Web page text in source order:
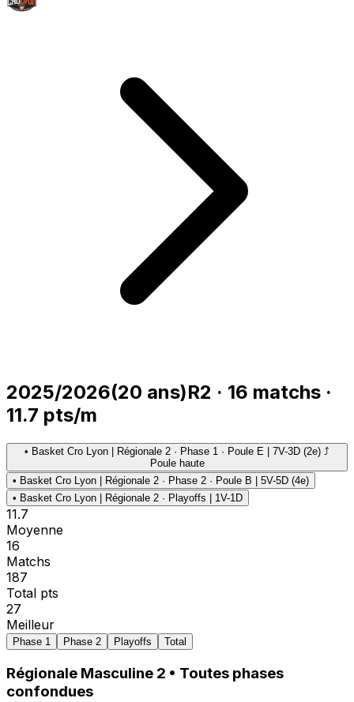
2025/2026(20 ans)R2 · 16 matchs ·
11.7 pts/m
• Basket Cro Lyon | Régionale 2 · Phase 1 · Poule E | 7V-3D (2e) ⤴
Poule haute
• Basket Cro Lyon | Régionale 2 · Phase 2 · Poule B | 5V-5D (4e)
• Basket Cro Lyon | Régionale 2 · Playoffs | 1V-1D
11.7
Moyenne
16
Matchs
187
Total pts
27
Meilleur
Phase 1 Phase 2 Playoffs Total
Régionale Masculine 2 • Toutes phases
confondues